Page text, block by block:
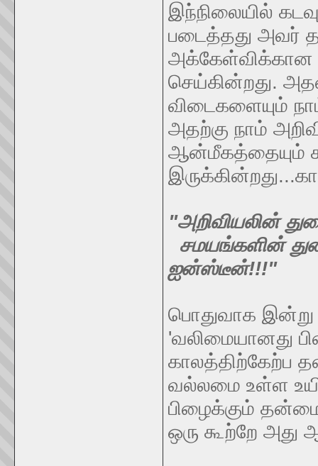
இந்நிலையில்
படைத்தது அவர்
அக்கேள்விக்கான
செய்கின்றது.
விடைகளையும்
அதற்கு நாம்
ஆன்மீகத்தையும்
"அறிவியலின்
சமயங்களின்
ஐன்ஸ்டீன்!!!"
பொதுவாக இன்று
'வலிமையானது
காலத்திற்கேற்ப
வல்லமை உள்ள
பிழைக்கும்
ஒரு கூற்றே அது